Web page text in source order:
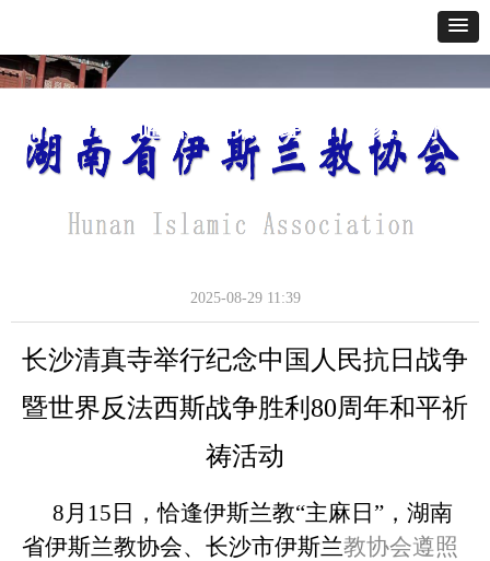
网站首页 通讯报道 政策法规 经典教义 寺貌风采
长沙市伊协开展抗战80周年和平祷告
2025-08-29 11:39
长沙清真寺举行纪念中国人民抗日战争
暨世界反法西斯战争胜利80周年和平祈
祷活动
8月15日，恰逢伊斯兰教“主麻日”， 湖南
省伊斯兰教协会、 长沙市伊斯兰教协会遵照